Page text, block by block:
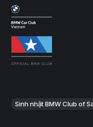
Sinh nhật BMW Club of